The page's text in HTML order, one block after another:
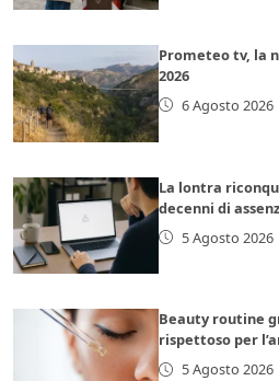
Prometeo tv, la
2026
6 Agosto 2026
La lontra
decenni di
5 Agosto 2026
Beauty routine
rispettoso per
5 Agosto 2026